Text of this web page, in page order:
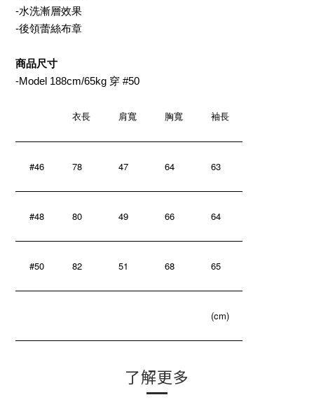
-水洗漸層效果
-後領蕾絲布章
商品尺寸
-Model 188cm/65kg 穿 #50
衣長 肩寬 胸寬 袖長
#46 78 47 64 63
#48 80 49 66 64
#50 82 51 68 65
(cm)
了解更多